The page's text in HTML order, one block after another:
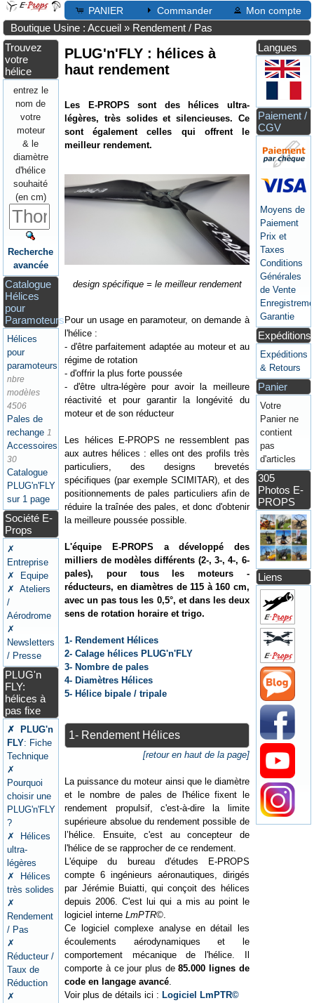
PANIER Commander Mon compte
Boutique Usine : Accueil » Rendement / Pas
Trouvez
votre
hélice
entrez le
nom de
votre
moteur
& le
diamètre
d'hélice
souhaité
(en cm)
Recherche
avancée
Catalogue
Hélices
pour
Paramoteurs
Hélices
pour
paramoteurs
nbre
modèles
4506
Pales de
rechange 1
Accessoires
30
Catalogue
PLUG'n'FLY
sur 1 page
Société E-
Props
✗
Entreprise
✗ Equipe
✗ Ateliers
/
Aérodrome
✗
Newsletters
/ Presse
PLUG'n
FLY:
hélices à
pas fixe
✗ PLUG'n
FLY: Fiche
Technique
✗
Pourquoi
choisir une
PLUG'n'FLY
?
✗ Hélices
ultra-
légères
✗ Hélices
très solides
✗
Rendement
/ Pas
✗
Réducteur /
Taux de
Réduction
✗
PLUG'n'FLY : hélices à
haut rendement
Les E-PROPS sont des hélices ultra-
légères, très solides et silencieuses. Ce
sont également celles qui offrent le
meilleur rendement.
design spécifique = le meilleur rendement
Pour un usage en paramoteur, on demande à
l'hélice :
- d'être parfaitement adaptée au moteur et au
régime de rotation
- d'offrir la plus forte poussée
- d'être ultra-légère pour avoir la meilleure
réactivité et pour garantir la longévité du
moteur et de son réducteur
Les hélices E-PROPS ne ressemblent pas
aux autres hélices : elles ont des profils très
particuliers, des designs brevetés
spécifiques (par exemple SCIMITAR), et des
positionnements de pales particuliers afin de
réduire la traînée des pales, et donc d'obtenir
la meilleure poussée possible.
L'équipe E-PROPS a développé des
milliers de modèles différents (2-, 3-, 4-, 6-
pales), pour tous les moteurs -
réducteurs, en diamètres de 115 à 160 cm,
avec un pas tous les 0,5°, et dans les deux
sens de rotation horaire et trigo.
1- Rendement Hélices
2- Calage hélices PLUG'n'FLY
3- Nombre de pales
4- Diamètres Hélices
5- Hélice bipale / tripale
1- Rendement Hélices
[retour en haut de la page]
La puissance du moteur ainsi que le diamètre
et le nombre de pales de l'hélice fixent le
rendement propulsif, c'est-à-dire la limite
supérieure absolue du rendement possible de
l’hélice. Ensuite, c'est au concepteur de
l'hélice de se rapprocher de ce rendement.
L'équipe du bureau d'études E-PROPS
compte 6 ingénieurs aéronautiques, dirigés
par Jérémie Buiatti, qui conçoit des hélices
depuis 2006. C'est lui qui a mis au point le
logiciel interneLmPTR©.
Ce logiciel complexe analyse en détail les
écoulements aérodynamiques et le
comportement mécanique de l'hélice. Il
comporte à ce jour plus de85.000 lignes de
code en langage avancé.
Voir plus de détails ici : Logiciel LmPTR©
Langues
Paiement /
CGV
Moyens de
Paiement
Prix et
Taxes
Conditions
Générales
de Vente
Garantie
Expéditions
Expéditions
& Retours
Panier
Votre
Panier ne
contient
pas
d'articles
305
Photos E-
PROPS
Liens